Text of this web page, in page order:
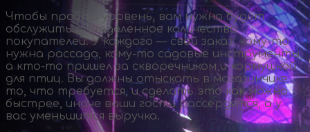
Чтобы пройти уровень, вам нужно будет
обслужить определенное количество
покупателей. У каждого — свой заказ:кому-то
нужна рассада, кому-то садовые инструменты,
а кто-то пришел за скворечником и кормушкой
для птиц. Вы должны отыскать в магазинчике
то, что требуется, и сделать это как можно
быстрее, иначе ваши гости рассердятся, а у
вас уменьшится выручка.